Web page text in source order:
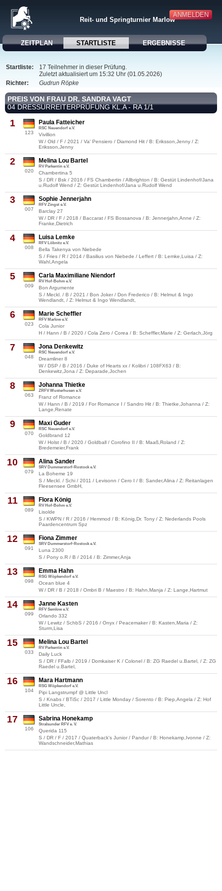
ANMELDEN
Reit- und Springturnier Marlow
ZEITPLAN STARTLISTE ERGEBNISSE
Startliste:
17 Teilnehmer in dieser Prüfung.
Zuletzt aktualisiert um 15:32 Uhr (01.05.2026)
Richter:
Gudrun Röpke
PREIS VON FRAU DR. SANDRA VAGT
04 DRESSURREITERPRÜFUNG KL.A - RA 1/1
1
123
Paula Fatteicher
RSC Neuendorf e.V.
Vivillion
W / Old / F / 2021 / Va' Pensiero / Diamond Hit / B: Eriksson,Jenny / Z:
Eriksson,Jenny
2
020
Melina Lou Bartel
RV Parkentin e.V.
Chambertina 5
S / DR / Bsk / 2016 / FS Chambertin / Allbrighton / B: Gestüt Lindenhof/Jana
u.Rudolf Wend / Z: Gestüt Lindenhof/Jana u.Rudolf Wend
3
007
Sophie Jennerjahn
RFV Zingst e.V.
Barclay 27
W / DR / F / 2018 / Baccarat / FS Bossanova / B: Jennerjahn,Anne / Z:
Franke,Dietrich
4
008
Luisa Lemke
RFV Löbnitz e.V.
Bella Takenya von Niebede
S / Fries / R / 2014 / Basilius von Niebede / Leffert / B: Lemke,Luisa / Z:
Wahl,Angela
5
009
Carla Maximiliane Niendorf
RV Hof-Bohm e.V.
Bon Argumente
S / Meckl. / B / 2021 / Bon Joker / Don Frederico / B: Helmut & Ingo
Wendlandt, / Z: Helmut & Ingo Wendlandt,
6
023
Marie Scheffler
RFV Marlow e.V.
Cola Junior
H / Hann / B / 2020 / Cola Zero / Corea / B: Scheffler,Marie / Z: Gerlach,Jörg
7
048
Jona Denkewitz
RSC Neuendorf e.V.
Dreamliner 8
W / DSP / B / 2016 / Duke of Hearts xx / Kolibri / 108FX63 / B:
Denkewitz,Jona / Z: Deparade,Jochen
8
063
Johanna Thietke
ZRFV Wusterhusen e.V.
Franz of Romance
W / Hann / B / 2019 / For Romance I / Sandro Hit / B: Thietke,Johanna / Z:
Lange,Renate
9
070
Maxi Guder
RSC Neuendorf e.V.
Goldbrand 12
W / Holst / B / 2020 / Goldball / Corofino II / B: Maaß,Roland / Z:
Bredemeier,Frank
10
079
Alina Sander
SRV Dummerstorf-Rostock e.V.
La Boheme 19
S / Meckl. / Schi / 2011 / Levisonn / Cero I / B: Sander,Alina / Z: Reitanlagen
Fleesensee GmbH,
11
089
Flora König
RV Hof-Bohm e.V.
Lisolde
S / KWPN / R / 2016 / Hemmod / B: König,Dr. Tony / Z: Nederlands Pools
Paardencentrum Spz
12
091
Fiona Zimmer
SRV Dummerstorf-Rostock e.V.
Luna 2300
S / Pony o.R / B / 2014 / B: Zimmer,Anja
13
098
Emma Hahn
RSG Wöpkendorf e.V.
Ocean blue 4
W / DR / B / 2018 / Ombri B / Maestro / B: Hahn,Manja / Z: Lange,Hartmut
14
099
Janne Kasten
RFV Semlow e.V.
Orlando 332
W / Lewitz / SchbS / 2016 / Onyx / Peacemaker / B: Kasten,Maria / Z:
Sturm,Lisa
15
033
Melina Lou Bartel
RV Parkentin e.V.
Daily Luck
S / DR / FFalb / 2019 / Domkaiser K / Colonel / B: ZG Raedel u.Bartel, / Z: ZG
Raedel u.Bartel,
16
104
Mara Hartmann
RSG Wöpkendorf e.V.
Pipi Langstrumpf @ Little Uncl
S / Knabs / BTiSc / 2017 / Little Monday / Sorento / B: Piep,Angela / Z: Hof
Little Uncle,
17
106
Sabrina Honekamp
Stralsunder RFV e. V.
Querida 115
S / DR / F / 2017 / Quaterback's Junior / Pandur / B: Honekamp,Ivonne / Z:
Wandschneider,Mathias